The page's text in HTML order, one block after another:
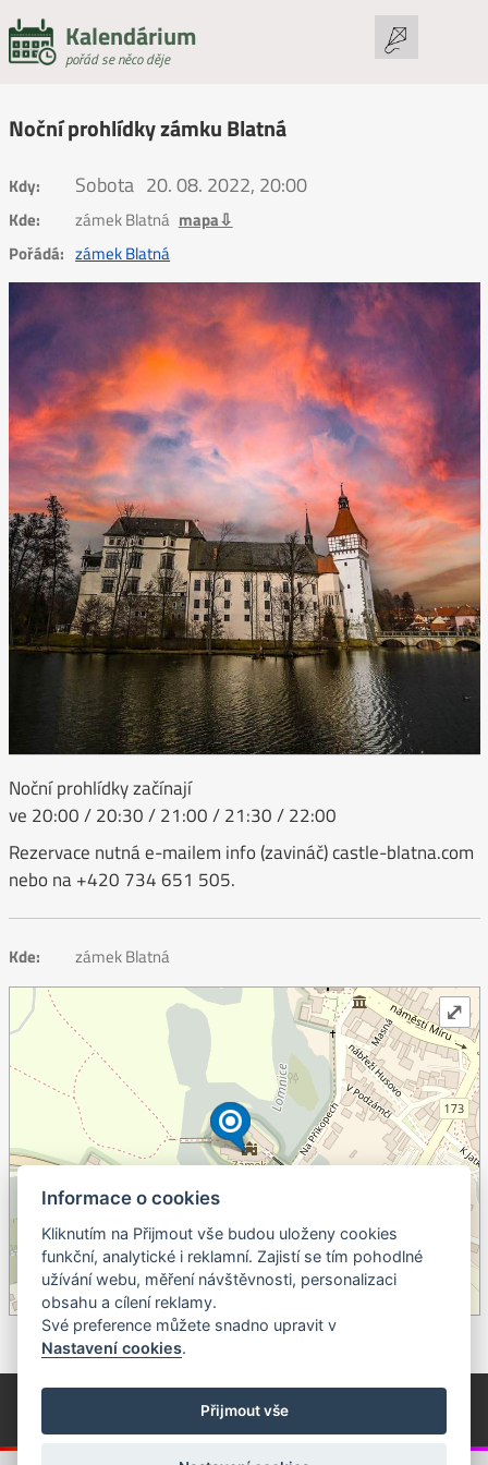
Kalendárium
pořád se něco děje
Noční prohlídky zámku Blatná
Kdy: Sobota 20. 08. 2022, 20:00
Kde: zámek Blatná mapa⇩
Pořádá: zámek Blatná
Noční prohlídky začínají
ve 20:00 / 20:30 / 21:00 / 21:30 / 22:00
Rezervace nutná e-mailem info (zavináč) castle-blatna.com
nebo na +420 734 651 505.
Kde: zámek Blatná
©OpenStreetMapcontributors.
⤢
© Píseckem / Kalendárium (Změna programu vyhrazena!)
(Cookies)
© 2018 - 2026 Realizace a správa webu:
Informace o cookies
Kliknutím na Přijmout vše budou uloženy cookies
funkční, analytické i reklamní. Zajistí se tím pohodlné
užívání webu, měření návštěvnosti, personalizaci
obsahu a cílení reklamy.
Své preference můžete snadno upravit v
Nastavení cookies.
Přijmout vše